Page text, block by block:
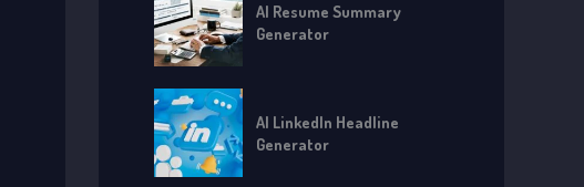
AI Resume Summary
Generator
AI LinkedIn Headline
Generator